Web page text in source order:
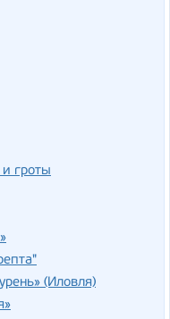
гроты
(Иловля)